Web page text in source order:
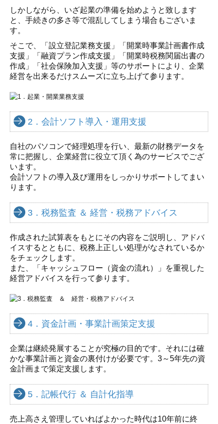
しかしながら、いざ起業の準備を始めようと致します
と、手続きの多さ等で混乱してしまう場合もございま
す。
そこで、「設立登記業務支援」「開業時事業計画書作成
支援」「融資プラン作成支援」「開業時税務関届出書の
作成」「社会保険加入支援」等のサポートにより、企業
経営を出来るだけスムーズに立ち上げて参ります。
2．会計ソフト導入・運用支援
自社のパソコンで経理処理を行い、最新の財務データを
常に把握し、企業経営に役立て頂く為のサービスでござ
います。
会計ソフトの導入及び運用をしっかりサポートしてまい
ります。
3．税務監査 ＆ 経営・税務アドバイス
作成された試算表をもとにその内容をご説明し、アドバ
イスするとともに、税務上正しい処理がなされているか
をチェックします。
また、「キャッシュフロー（資金の流れ）」を重視した
経営アドバイスを行って参ります。
4．資金計画・事業計画策定支援
企業は継続発展することが究極の目的です。それには確
かな事業計画と資金の裏付けが必要です。3～5年先の資
金計画まで策定支援します。
5．記帳代行 ＆ 自計化指導
売上高さえ管理していればよかった時代は10年前に終